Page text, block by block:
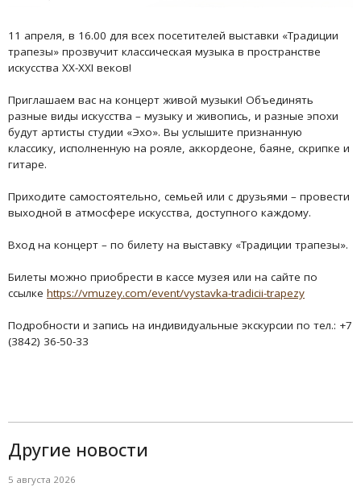
11 апреля, в 16.00 для всех посетителей выставки «Традиции
трапезы» прозвучит классическая музыка в пространстве
искусства XX-XXI веков!
Приглашаем вас на концерт живой музыки! Объединять
разные виды искусства – музыку и живопись, и разные эпохи
будут артисты студии «Эхо». Вы услышите признанную
классику, исполненную на рояле, аккордеоне, баяне, скрипке и
гитаре.
Приходите самостоятельно, семьей или с друзьями – провести
выходной в атмосфере искусства, доступного каждому.
Вход на концерт – по билету на выставку «Традиции трапезы».
Билеты можно приобрести в кассе музея или на сайте по
ссылке https://vmuzey.com/event/vystavka-tradicii-trapezy
Подробности и запись на индивидуальные экскурсии по тел.: +7
(3842) 36-50-33
Другие новости
5 августа 2026